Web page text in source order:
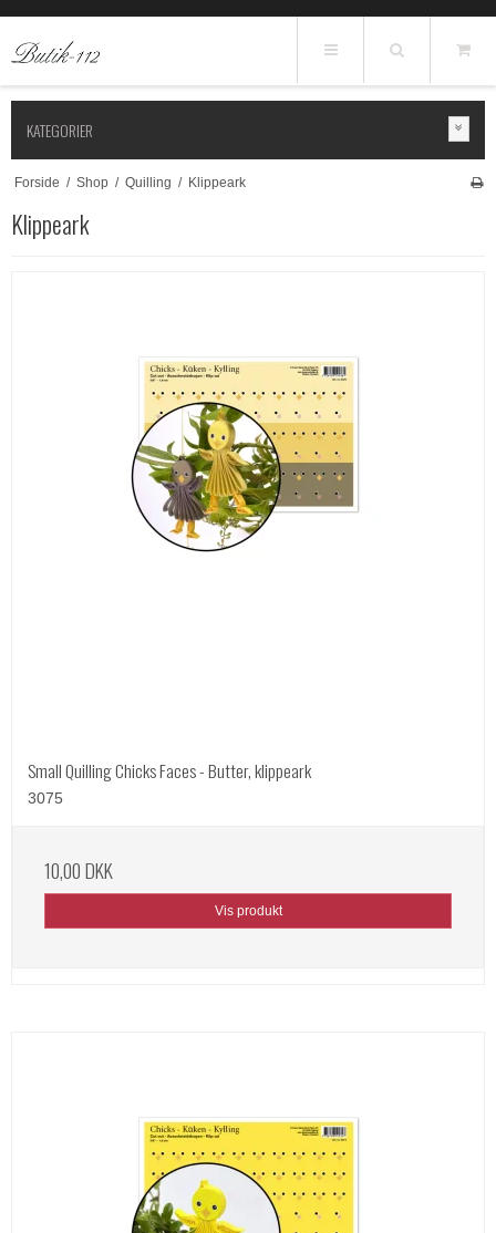
KATEGORIER
Forside / Shop / Quilling / Klippeark
Klippeark
Small Quilling Chicks Faces - Butter, klippeark
3075
10,00 DKK
Vis produkt